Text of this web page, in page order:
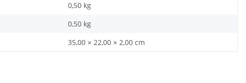
0,50 kg
0,50 kg
35,00 × 22,00 × 2,00 cm